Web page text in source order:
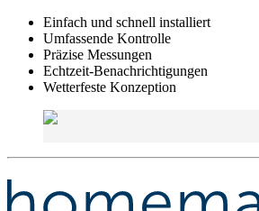
Einfach und schnell installiert
Umfassende Kontrolle
Präzise Messungen
Echtzeit-Benachrichtigungen
Wetterfeste Konzeption